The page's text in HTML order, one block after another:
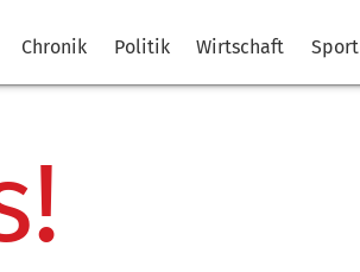
Chronik Politik Wirtschaft Sport